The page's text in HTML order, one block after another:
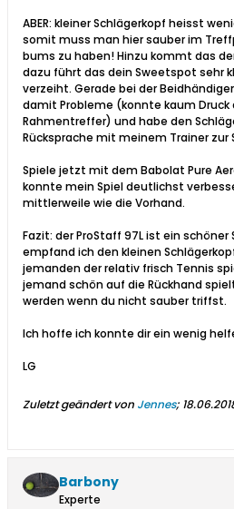
ABER: kleiner Schlägerkopf heisst
somit muss man hier sauber im
bums zu haben! Hinzu kommt das
dazu führt das dein Sweetspot sehr
verzeiht. Gerade bei der
damit Probleme (konnte kaum Druck
Rahmentreffer) und habe den
Rücksprache mit meinem Trainer zur
Spiele jetzt mit dem Babolat Pure
konnte mein Spiel deutlichst
mittlerweile wie die Vorhand.
Fazit: der ProStaff 97L ist ein schöner
empfand ich den kleinen
jemanden der relativ frisch Tennis
jemand schön auf die Rückhand
werden wenn du nicht sauber triffst.
Ich hoffe ich konnte dir ein wenig
LG
Zuletzt geändert von Jennes;
Barbony
Experte